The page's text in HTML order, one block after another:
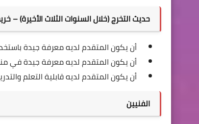
حديث التخرج (خلال السنوات الثلاث الأخيرة) – خريجي عام
أن يكون المتقدم لديه معرفة جيدة
أن يكون المتقدم لديه معرفة جيدة في
أن يكون المتقدم لديه قابلية التعلم
الفنيين